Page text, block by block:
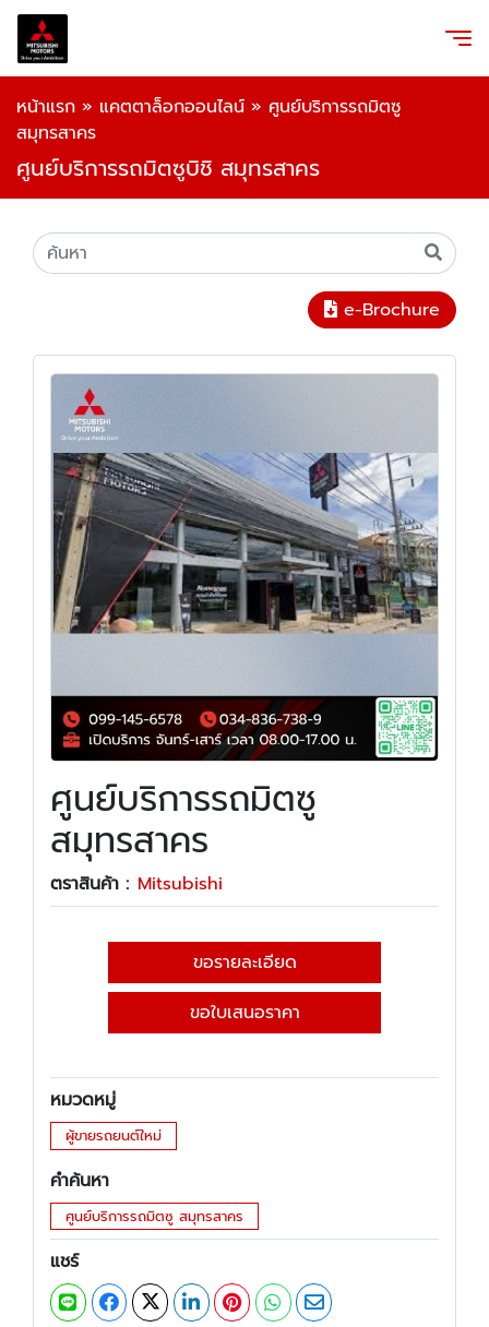
หน้าแรก » แคตตาล็อกออนไลน์ » ศูนย์บริการรถมิตซู
สมุทรสาคร
ศูนย์บริการรถมิตซูบิชิ สมุทรสาคร
e-Brochure
ศูนย์บริการรถมิตซู
สมุทรสาคร
ตราสินค้า : Mitsubishi
ขอรายละเอียด
ขอใบเสนอราคา
หมวดหมู่
ผู้ขายรถยนต์ใหม่
คำค้นหา
ศูนย์บริการรถมิตซู สมุทรสาคร
แชร์